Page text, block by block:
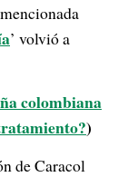
’ volvió a
colombiana
)
de Caracol